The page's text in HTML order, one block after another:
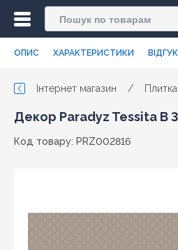
ОПИС ХАРАКТЕРИСТИКИ
Інтернет магазин / Плитка
Декор Paradyz Tessita B
Код товару: PRZ002816